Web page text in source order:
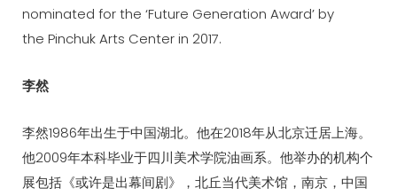
nominated for the ‘Future Generation Award’ by
the Pinchuk Arts Center in 2017.
李然
李然1986年出生于中国湖北。他在2018年从北京迁居上海。
他2009年本科毕业于四川美术学院油画系。他举办的机构个
展包括《或许是出幕间剧》，北丘当代美术馆，南京，中国